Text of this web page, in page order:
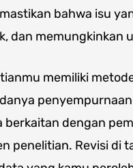
bahwa isu
dan memungkinkan
memiliki
berkaitan dengan
penelitian. Revisi di